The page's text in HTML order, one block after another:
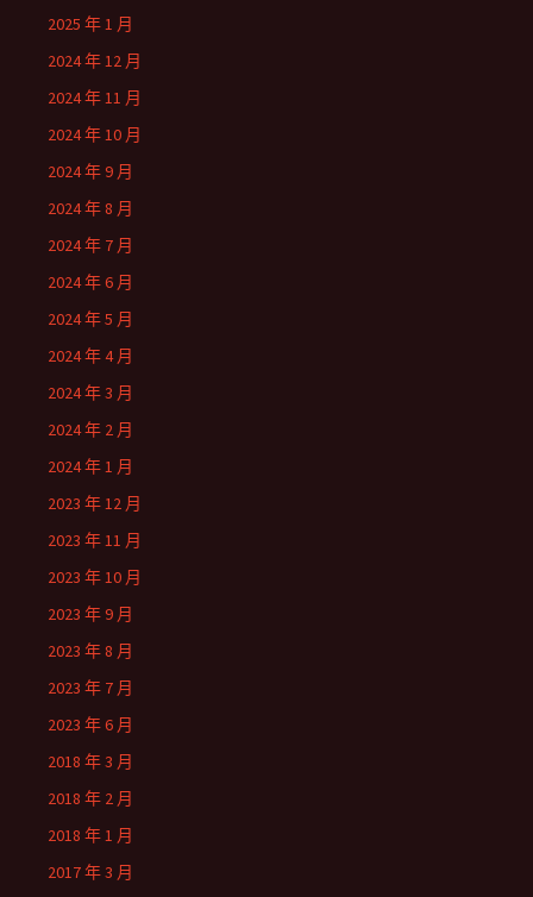
2025 年 1 月
2024 年 12 月
2024 年 11 月
2024 年 10 月
2024 年 9 月
2024 年 8 月
2024 年 7 月
2024 年 6 月
2024 年 5 月
2024 年 4 月
2024 年 3 月
2024 年 2 月
2024 年 1 月
2023 年 12 月
2023 年 11 月
2023 年 10 月
2023 年 9 月
2023 年 8 月
2023 年 7 月
2023 年 6 月
2018 年 3 月
2018 年 2 月
2018 年 1 月
2017 年 3 月